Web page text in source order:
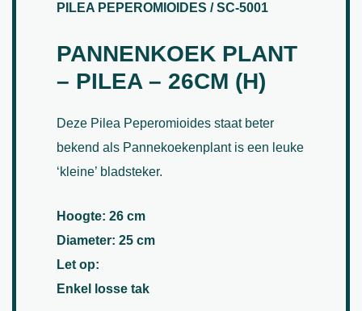
PILEA PEPEROMIOIDES / SC-5001
PANNENKOEK PLANT
– PILEA – 26CM (H)
Deze Pilea Peperomioides staat beter
bekend als Pannekoekenplant is een leuke
‘kleine’ bladsteker.
Hoogte: 26 cm
Diameter: 25 cm
Let op:
Enkel losse tak